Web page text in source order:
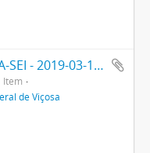
REUNIAO 021 - CGA-SEI - 2019-03-12- PPO
Item
de Viçosa